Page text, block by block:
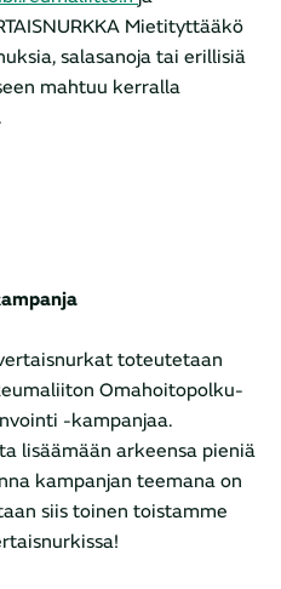
Mietityttääkö
salasanoja tai erillisiä
mahtuu kerralla
toteutetaan
Omahoitopolku-
-kampanjaa.
lisäämään arkeensa pieniä
kampanjan teemana on
siis toinen toistamme